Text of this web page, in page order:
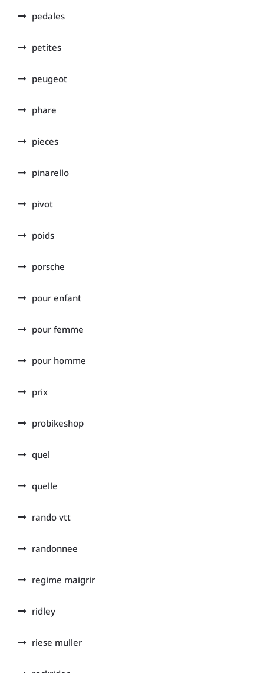
pedales
petites
peugeot
phare
pieces
pinarello
pivot
poids
porsche
pour enfant
pour femme
pour homme
prix
probikeshop
quel
quelle
rando vtt
randonnee
regime maigrir
ridley
riese muller